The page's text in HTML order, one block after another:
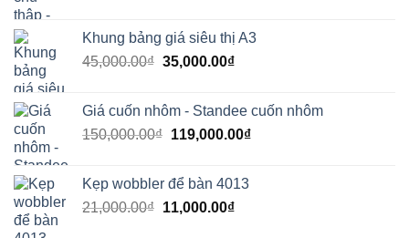
170,000.00₫.là:
Khung bảng giá siêu thị A3
45,000.00₫ Giá
45,000.00₫.
35,000.00₫Giá
là:
35,000.00₫.
Giá cuốn nhôm - Standee cuốn nhôm
150,000.00₫ Giá
150,000.00₫.
119,000.00₫Giá
Kẹp wobbler để bàn 4013
21,000.00₫ Giá
11,000.00₫Giá